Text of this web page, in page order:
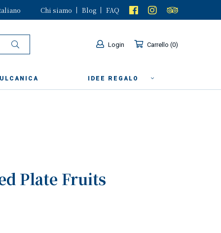
Chi siamo Blog FAQ
Login Carrello 0
IDEE REGALO
Plate Fruits